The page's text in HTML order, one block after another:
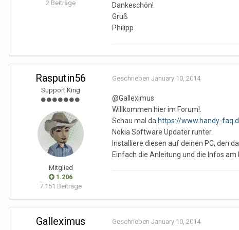
2 Beiträge
Dankeschön!
Gruß
Philipp
Rasputin56
Support King
Mitglied
1.206
7.151 Beiträge
Geschrieben January 10, 2014
@Galleximus
Willkommen hier im Forum!.
Schau mal da https://www.handy-
Nokia Software Updater runter.
Installiere diesen auf deinen PC, den
Einfach die Anleitung und die Infos am
Galleximus Geschrieben January 10, 2014